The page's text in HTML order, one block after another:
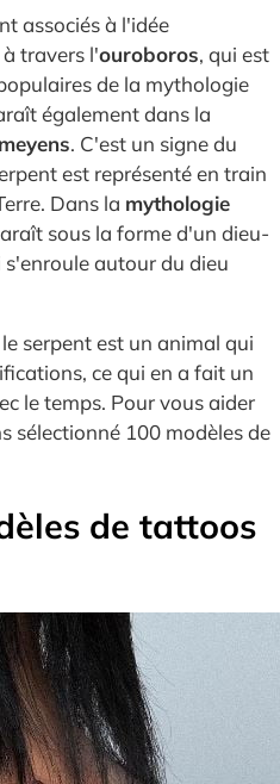
associés à l'idée
travers l'ouroboros, qui est
de la mythologie
également dans la
. C'est un signe du
est représenté en train
Dans la mythologie
sous la forme d'un dieu-
autour du dieu
serpent est un animal qui
ce qui en a fait un
le temps. Pour vous aider
sélectionné 100 modèles de
de tattoos